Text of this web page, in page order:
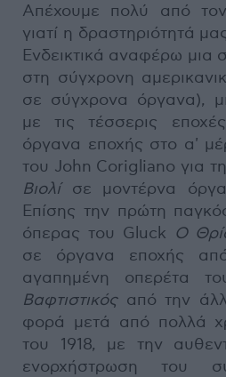
Απέχουμε πολύ από
γιατί η δραστηριότητά
Ενδεικτικά αναφέρω μια
στη σύγχρονη
σε σύγχρονα όργανα),
με τις τέσσερις
όργανα εποχής στο α'
του John Corigliano για
Βιολίσε μοντέρνα
Επίσης την πρώτη
όπερας του Gluck Ο
σε όργανα εποχής
αγαπημένη οπερέτα
Βαφτιστικόςαπό την
φορά μετά από πολλά
του 1918, με την
ενορχήστρωση του